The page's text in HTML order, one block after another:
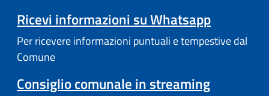
Ricevi informazioni su Whatsapp
Per ricevere informazioni puntuali e tempestive dal
Comune
Consiglio comunale in streaming